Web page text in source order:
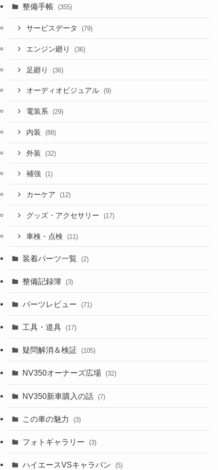
整備手帳 (355)
サービスデータ (79)
エンジン廻り (36)
足廻り (36)
オーディオビジュアル (9)
電装系 (29)
内装 (88)
外装 (32)
補強 (1)
カーケア (12)
グッズ・アクセサリー (17)
車検・点検 (11)
装着パーツ一覧 (2)
整備記録簿 (3)
パーツレビュー (71)
工具・道具 (17)
疑問解消＆検証 (105)
NV350オーナーズ広場 (32)
NV350新車購入の話 (7)
この車の魅力 (3)
フォトギャラリー (3)
ハイエースVSキャラバン (5)